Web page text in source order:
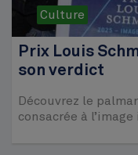
Culture
Prix Louis
son verdict
Découvrez le
consacrée à